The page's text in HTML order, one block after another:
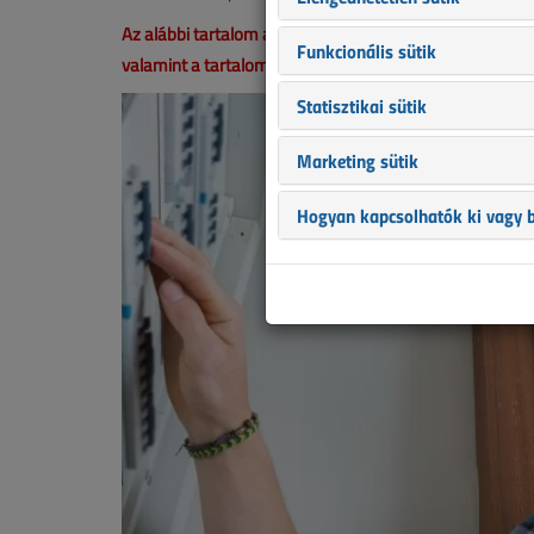
Az alábbi tartalom archív, 6 éve frissült utoljára. A
valamint a tartalom helyenként hiányos lehet (képek,
Funkcionális sütik
Statisztikai sütik
Marketing sütik
Hogyan kapcsolhatók ki vagy